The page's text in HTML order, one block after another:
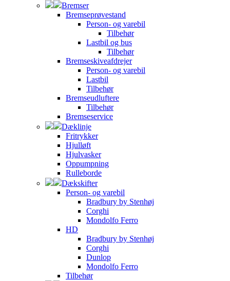
Bremser
Bremseprøvestand
Person- og varebil
Tilbehør
Lastbil og bus
Tilbehør
Bremseskiveafdrejer
Person- og varebil
Lastbil
Tilbehør
Bremseudluftere
Tilbehør
Bremseservice
Dæklinje
Fritrykker
Hjulløft
Hjulvasker
Oppumpning
Rulleborde
Dækskifter
Person- og varebil
Bradbury by Stenhøj
Corghi
Mondolfo Ferro
HD
Bradbury by Stenhøj
Corghi
Dunlop
Mondolfo Ferro
Tilbehør